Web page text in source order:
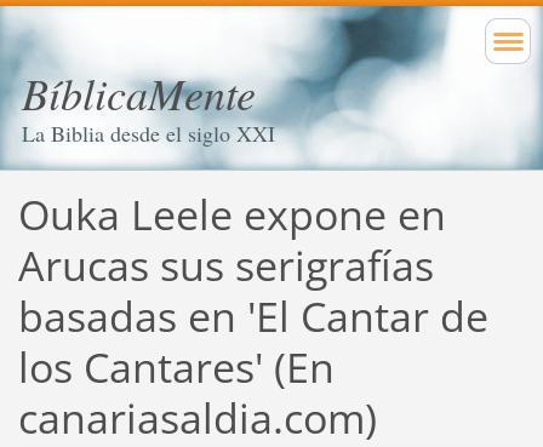
BíblicaMente
La Biblia desde el siglo XXI
Ouka Leele expone en
Arucas sus serigrafías
basadas en 'El Cantar de
los Cantares' (En
canariasaldia.com)